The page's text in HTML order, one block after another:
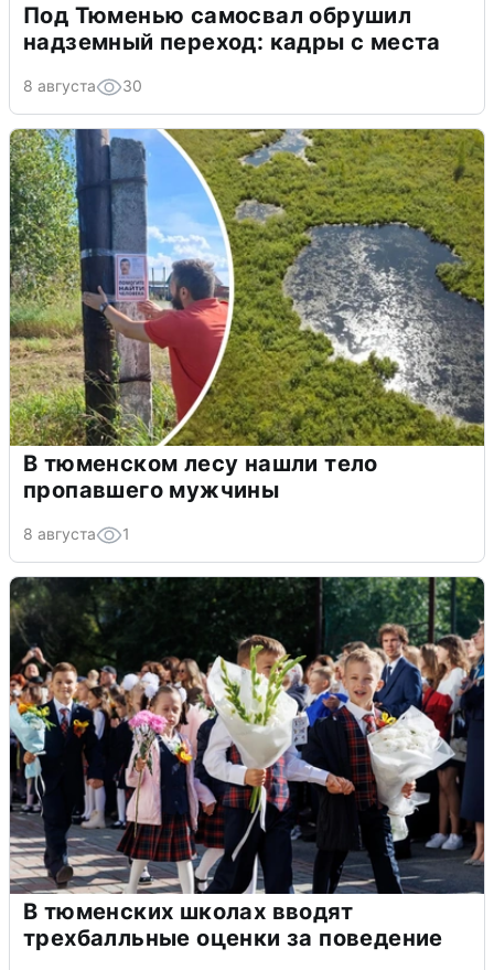
Под Тюменью самосвал обрушил
надземный переход: кадры с места
8 августа 30
В тюменском лесу нашли тело
пропавшего мужчины
8 августа 1
В тюменских школах вводят
трехбалльные оценки за поведение